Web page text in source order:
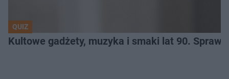
QUIZ
Kultowe gadżety, muzyka i smaki lat 90.